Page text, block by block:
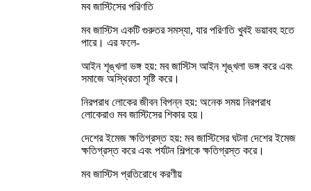
মব জাস্টিসের পরিণতি
মব জাস্টিস একটি গুরুতর সমস্যা, যার পরিণতি খুবই ভয়াবহ হতে
পারে। এর ফলে-
আইন শৃঙ্খলা ভঙ্গ হয়: মব জাস্টিস আইন শৃঙ্খলা ভঙ্গ করে এবং
সমাজে অস্থিরতা সৃষ্টি করে।
নিরপরাধ লোকের জীবন বিপন্ন হয়: অনেক সময় নিরপরাধ
লোকেরাও মব জাস্টিসের শিকার হয়।
দেশের ইমেজ ক্ষতিগ্রস্ত হয়: মব জাস্টিসের ঘটনা দেশের ইমেজ
ক্ষতিগ্রস্ত করে এবং পর্যটন শিল্পকে ক্ষতিগ্রস্ত করে।
মব জাস্টিস প্রতিরোধে করণীয়